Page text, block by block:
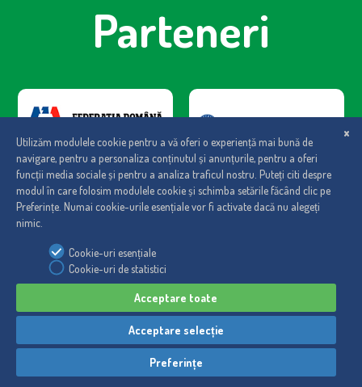
Parteneri
Politica de cookies | Politica de confidentialitate